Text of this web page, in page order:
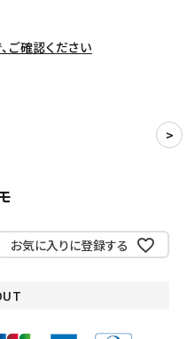
ご確認ください
お気に入りに登録する